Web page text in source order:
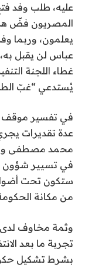
عليه، طلب وفد
المصريون فضّ هذه
يعلمون، وربما
عباس لن يقبل
غطاء اللجنة
يُستدعي “غبّ
في تفسير موقف
عدة تقديرات
محمد مصطفى ومن
في تسيير شؤون
ستكون تحت
من مكانة
وثمة مخاوف لدى
تجربة ما بعد
بشرط تشكيل